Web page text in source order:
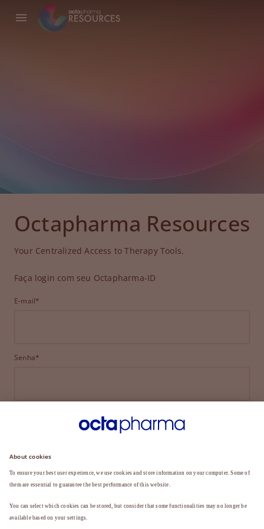
Octapharma Resources
Your Centralized Access to Therapy Tools.
Faça login com seu Octapharma-ID
E-mail*
Senha*
ENTRAR
ESQUECEU SUA SENHA?
Ainda não é membro?